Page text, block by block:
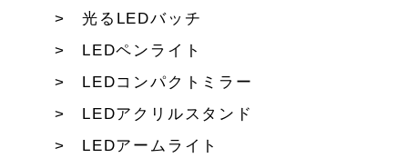
光るLEDバッチ
LEDペンライト
LEDコンパクトミラー
LEDアクリルスタンド
LEDアームライト